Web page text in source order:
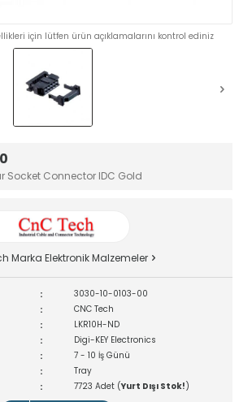
Socket Connector IDC Gold
için lütfen ürün açıklamalarını kontrol ediniz
Marka Elektronik Malzemeler
: 3030-10-0103-00
: CNC Tech
: LKR10H-ND
: Digi-KEY Electronics
: 7 - 10 İş Günü
: Tray
: 7723 Adet (Yurt Dışı Stok!)